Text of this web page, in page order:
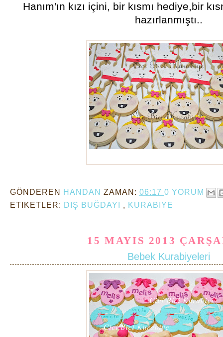
Hanım'ın kızı içini, bir kısmı hediye,bir
hazırlanmıştı..
GÖNDEREN HANDAN ZAMAN: 06:17 0 YORUM
ETIKETLER: DIŞ BUĞDAYI , KURABIYE
15 MAYIS 2013
Bebek Kurabiyeleri